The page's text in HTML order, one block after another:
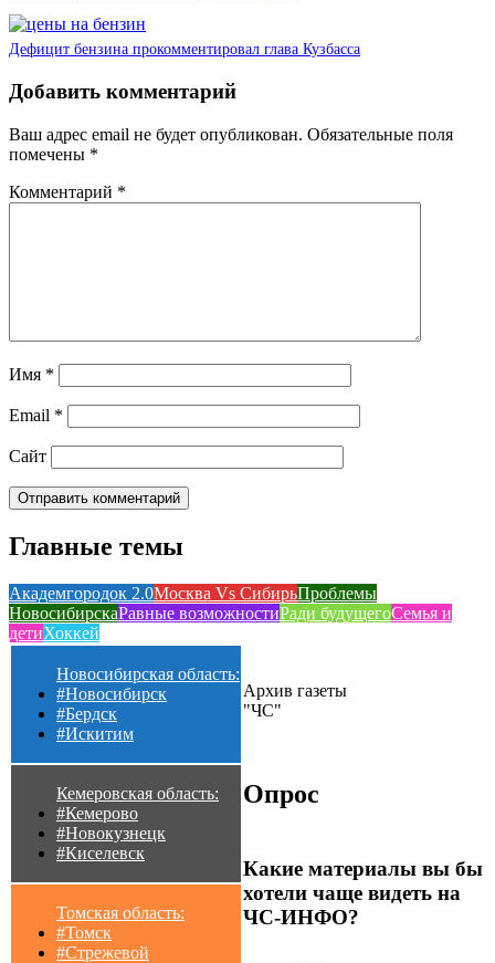
Дефицит бензина прокомментировал глава Кузбасса
Добавить комментарий
Ваш адрес email не будет опубликован. Обязательные поля
помечены *
Комментарий *
Имя *
Email *
Сайт
Главные темы
Академгородок 2.0Москва Vs СибирьПроблемы
НовосибирскаРавные возможностиРади будущегоСемья и
детиХоккей
Новосибирская область:
#Новосибирск
#Бердск
#Искитим
Кемеровская область:
#Кемерово
#Новокузнецк
#Киселевск
Томская область:
#Томск
#Стрежевой
Архив газеты
"ЧС"
Опрос
Какие материалы вы бы
хотели чаще видеть на
ЧС-ИНФО?